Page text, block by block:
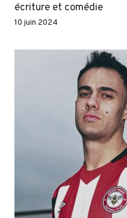
écriture et comédie
10 juin 2024